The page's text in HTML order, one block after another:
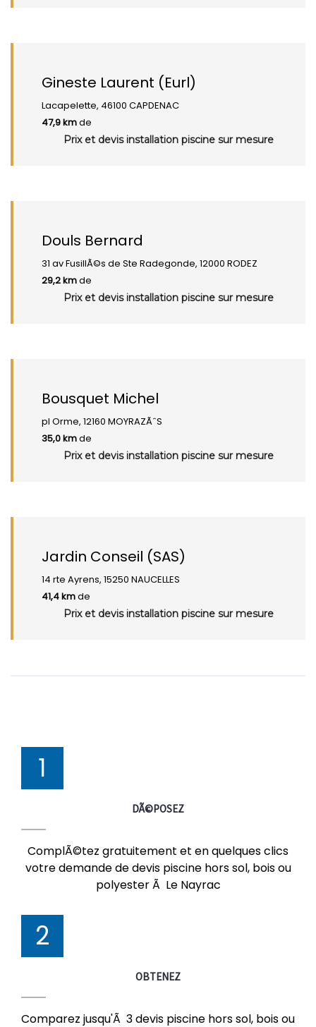
Gineste Laurent (Eurl)
Lacapelette, 46100 CAPDENAC
47,9 kmde
Prix et devis installation piscine sur mesure
Douls Bernard
31 av FusillÃ©s de Ste Radegonde, 12000 RODEZ
29,2 kmde
Prix et devis installation piscine sur mesure
Bousquet Michel
pl Orme, 12160 MOYRAZÃˆS
35,0 kmde
Prix et devis installation piscine sur mesure
Jardin Conseil (SAS)
14 rte Ayrens, 15250 NAUCELLES
41,4 kmde
Prix et devis installation piscine sur mesure
1
DÃ©POSEZ
ComplÃ©tez gratuitement et en quelques clics
votre demande de devis piscine hors sol, bois ou
polyester Ã Le Nayrac
2
OBTENEZ
Comparez jusqu'Ã 3 devis piscine hors sol, bois ou